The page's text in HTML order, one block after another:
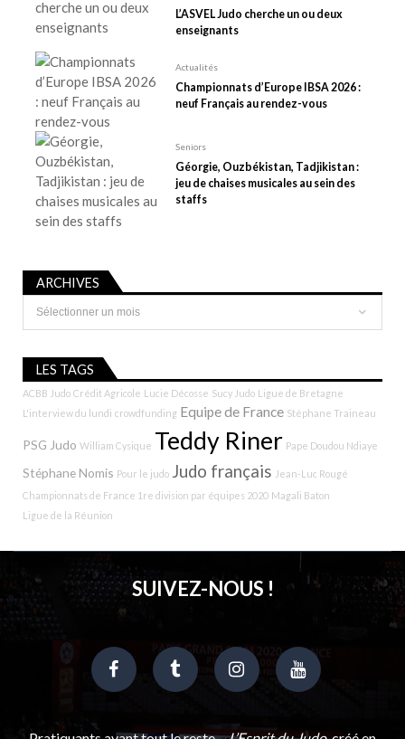
L’ASVEL Judo cherche un ou deux
enseignants
Actualités
Championnats d’Europe IBSA 2026 :
neuf Français au rendez-vous
Seniors
Géorgie, Ouzbékistan, Tadjikistan :
jeu de chaises musicales au sein des
staffs
ARCHIVES
Archives
LES TAGS
ACBB Judo Crédit Agricole Lucie Décosse Sucy Judo Ligue de Bretagne
L'interview du lundi crowdfunding Equipe de France Stéphane Traineau
PSG Judo William Cysique Teddy Riner Pape Doudou Ndiaye
Stéphane Nomis Pour le judo Judo français Jean-Luc Rougé
Championnats de France 1re division par équipes 2020 Magali Baton
Ligue de la Réunion
SUIVEZ-NOUS !